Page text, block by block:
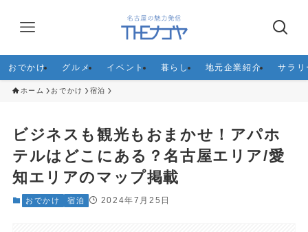
おでかけ グルメ イベント 暮らし 地元企業紹介 サラリ
ホーム おでかけ 宿泊
ビジネスも観光もおまかせ！アパホ
テルはどこにある？名古屋エリア/愛
知エリアのマップ掲載
おでかけ 宿泊 2024年7月25日